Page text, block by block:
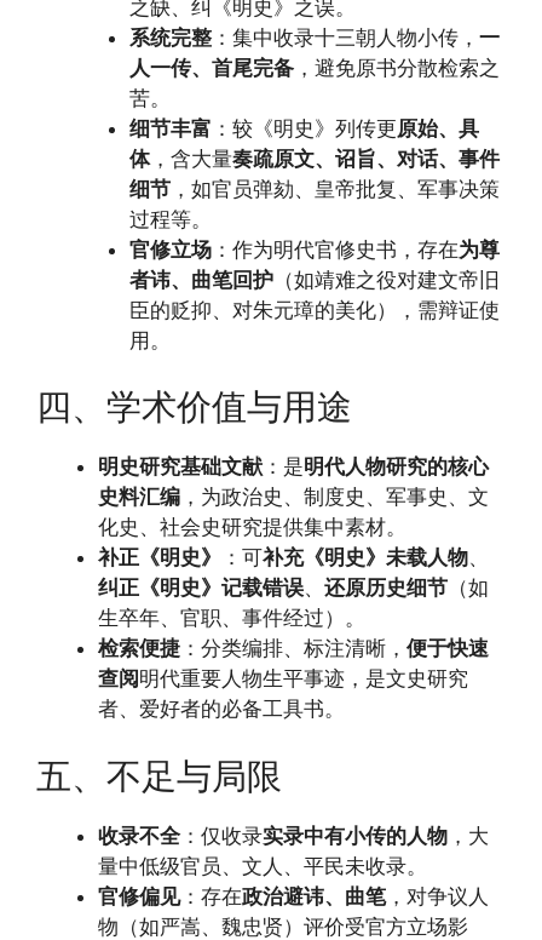
之缺、纠《明史》之误。
系统完整：集中收录十三朝人物小传， 一
人一传、首尾完备，避免原书分散检索之
苦。
细节丰富 ：较《明史》列传更原始、具
体，含大量奏疏原文、诏旨、对话、事件
细节，如官员弹劾、皇帝批复、军事决策
过程等。
官修立场：作为明代官修史书，存在为尊
者讳、曲笔回护（如靖难之役对建文帝旧
臣的贬抑、对朱元璋的美化），需辩证使
用。
四、学术价值与用途
明史研究基础文献 ：是明代人物研究的核心
史料汇编 ，为政治史、制度史、军事史、文
化史、社会史研究提供集中素材。
补正《明史》
：可补充《明史》未载人物、
纠正《明史》记载错误、 还原历史细节 （如
生卒年、官职、事件经过）。
检索便捷 ：分类编排、标注清晰， 便于快速
查阅明代重要人物生平事迹，是文史研究
者、爱好者的必备工具书。
五、不足与局限
收录不全：仅收录实录中有小传的人物 ，大
量中低级官员、文人、平民未收录。
官修偏见：存在政治避讳、曲笔，对争议人
物（如严嵩、魏忠贤）评价受官方立场影